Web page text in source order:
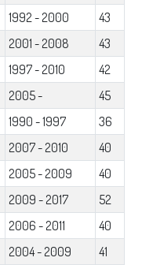
1992 - 2000
43
2001 - 2008
43
1997 - 2010
42
2005 -
45
1990 - 1997
36
2007 - 2010
40
2005 - 2009
40
2009 - 2017
52
2006 - 2011
40
2004 - 2009
41